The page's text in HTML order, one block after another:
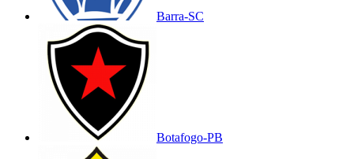
Barra-SC
Botafogo-PB